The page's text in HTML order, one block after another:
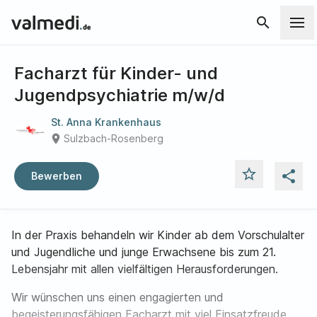
search
Facharzt für Kinder- und
Jugendpsychiatrie m/w/d
St. Anna Krankenhaus
place Sulzbach-Rosenberg
Bewerben star_outline share
In der Praxis behandeln wir Kinder ab dem Vorschulalter
und Jugendliche und junge Erwachsene bis zum 21.
Lebensjahr mit allen vielfältigen Herausforderungen.
Wir wünschen uns einen engagierten und
begeisterungsfähigen Facharzt mit viel Einsatzfreude,